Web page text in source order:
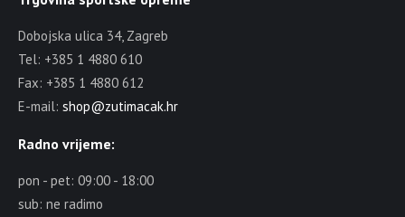
Dobojska ulica 34, Zagreb
Tel: +385 1 4880 610
Fax: +385 1 4880 612
E-mail: shop@zutimacak.hr
Radno vrijeme:
pon - pet: 09:00 - 18:00
sub: ne radimo